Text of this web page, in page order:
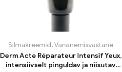
Silmakreemid,Vananemisvastane
Derm Acte Réparateur Intensif Yeux,
intensiivselt pinguldav ja niisutav